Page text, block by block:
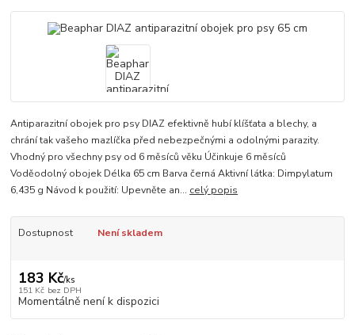
Antiparazitní obojek pro psy DIAZ efektivně hubí klíšťata a blechy, a
chrání tak vašeho mazlíčka před nebezpečnými a odolnými parazity.
Vhodný pro všechny psy od 6 měsíců věku Účinkuje 6 měsíců
Voděodolný obojek Délka 65 cm Barva černá Aktivní látka: Dimpylatum
6,435 g Návod k použití: Upevněte an... celý popis
Dostupnost Není skladem
183 Kč/ks
151 Kč bez DPH
Momentálně není k dispozici